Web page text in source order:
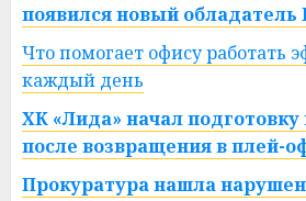
появился новый обладатель
Что помогает офису работать
каждый день
ХК «Лида» начал подготовку
после возвращения в плей-
Прокуратура нашла